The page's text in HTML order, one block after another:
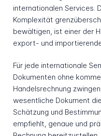
internationalen Services.
Komplexität
bewältigen, ist einer der
export- und
Für jede internationale
Dokumenten ohne
Handelsrechnung
wesentliche Dokument
Schätzung und
empfiehlt, genaue und